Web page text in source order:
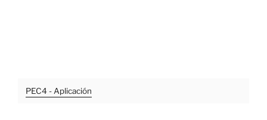
PEC4 - Aplicación